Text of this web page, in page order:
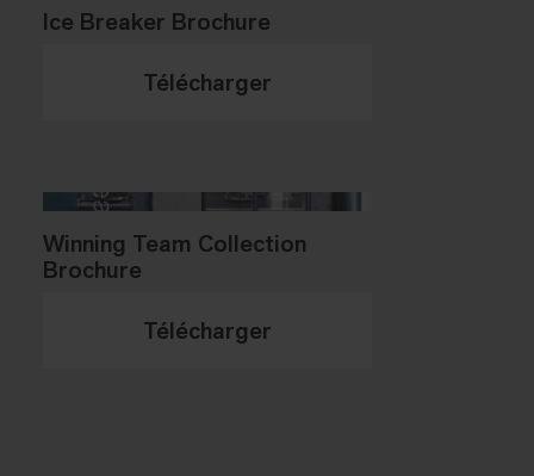
Ice Breaker Brochure
Télécharger
Winning Team Collection
Brochure
Télécharger